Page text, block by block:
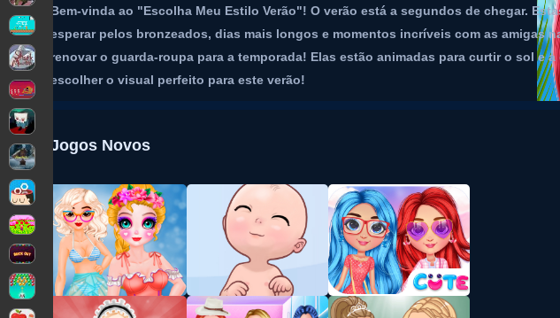
Bem-vinda ao "Escolha Meu Estilo Verão"! O verão está a segundos de chegar.
esperar pelos bronzeados, dias mais longos e momentos incríveis com as amigas
renovar o guarda-roupa para a temporada! Elas estão animadas para curtir o sol e
escolher o visual perfeito para este verão!
Jogos Novos